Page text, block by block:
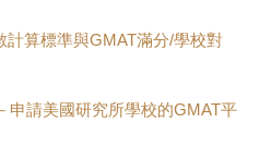
計算標準與GMAT滿分/學校對
申請美國研究所學校的GMAT平